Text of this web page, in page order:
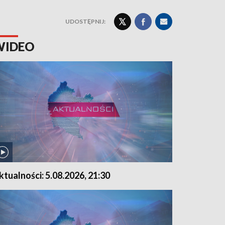
UDOSTĘPNIJ:
5.08.2026, 21:30